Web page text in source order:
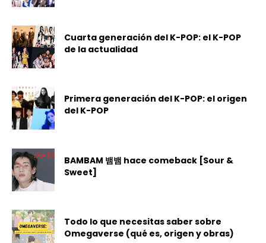
Cuarta generación del K-POP: el K-POP
de la actualidad
Primera generación del K-POP: el origen
del K-POP
BAMBAM 뱀뱀 hace comeback [Sour &
Sweet]
Todo lo que necesitas saber sobre
Omegaverse (qué es, origen y obras)